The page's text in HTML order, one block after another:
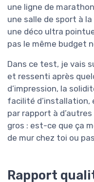
une ligne de
une salle de sport à
une déco ultra
pas le même budget
Dans ce test, je vais
et ressenti après
d’impression, la
facilité d’installation,
par rapport à
gros : est-ce que ça
de mur chez toi ou
Rapport